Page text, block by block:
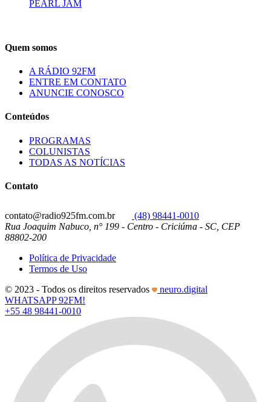
PEARL JAM
Quem somos
A RÁDIO 92FM
ENTRE EM CONTATO
ANUNCIE CONOSCO
Conteúdos
PROGRAMAS
COLUNISTAS
TODAS AS NOTÍCIAS
Contato
contato@radio925fm.com.br
(48) 98441-0010
Rua Joaquim Nabuco, n° 199 - Centro - Criciúma - SC, CEP
88802-200
Política de Privacidade
Termos de Uso
© 2023 - Todos os direitos reservados
neuro.digital
WHATSAPP 92FM!
+55 48 98441-0010